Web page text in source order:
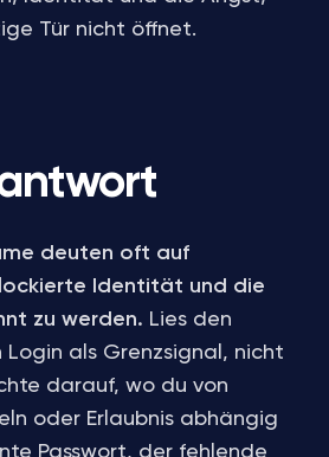
Tür nicht öffnet.
deuten oft auf
Identität und die
zu werden. Lies den
als Grenzsignal, nicht
darauf, wo du von
oder Erlaubnis abhängig
Passwort, der fehlende